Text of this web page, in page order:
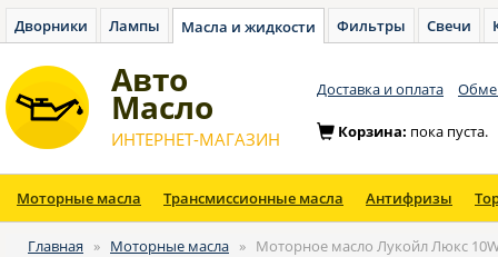
Дворники Лампы Масла и жидкости Фильтры Свечи
Авто
Масло
ИНТЕРНЕТ-МАГАЗИН
Доставка и оплата
Корзина: пока пуста.
Моторные масла Трансмиссионные масла Антифризы
Главная » Моторные масла » Моторное масло Лукойл Люкс